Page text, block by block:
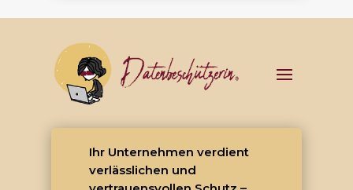
Ihr Unternehmen verdient
verlässlichen und